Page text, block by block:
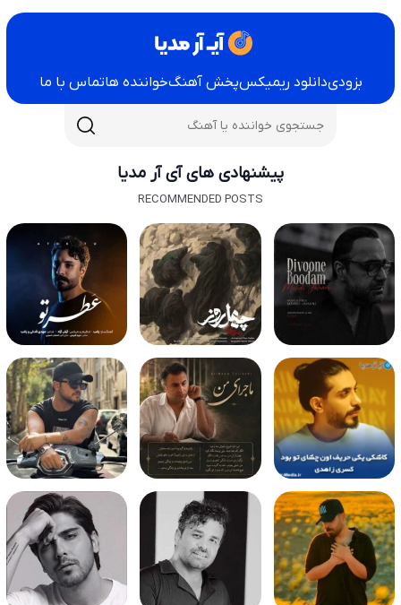
بزودیدانلود ریمیکسپخش آهنگخواننده هاتماس با ما
پیشنهادی های آی آر مدیا
RECOMMENDED POSTS